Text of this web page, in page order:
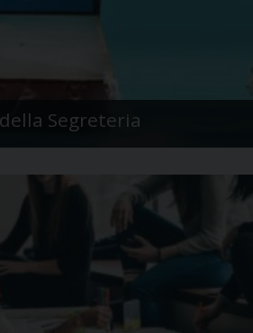
Segreteria